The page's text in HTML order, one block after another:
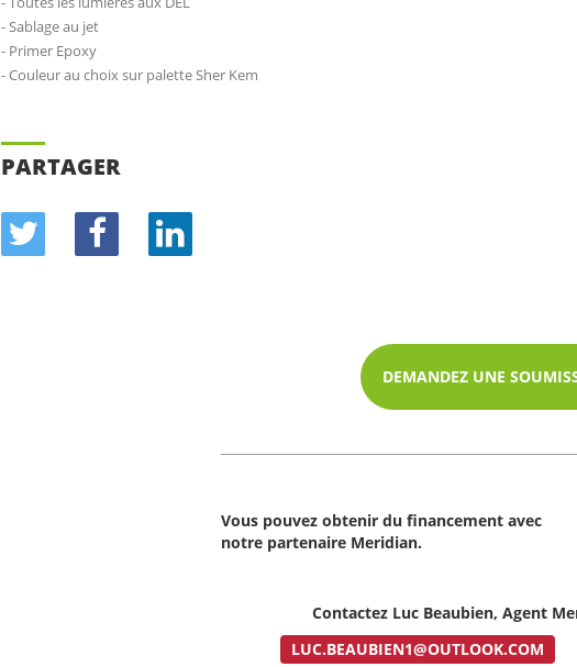
- Sablage au jet
- Primer Epoxy
- Couleur au choix sur palette Sher Kem
PARTAGER
DEMANDEZ UNE
Vous pouvez obtenir du financement avec
notre partenaire Meridian.
Contactez Luc Beaubien, Agent
LUC.BEAUBIEN1@OUTLOOK.COM